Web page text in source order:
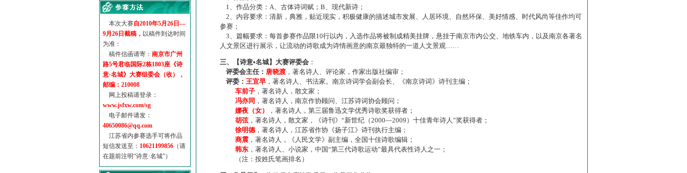
·诗意名城·地铁时间
·地铁完美呈现【诗意·名城...
参赛作品多达5000多首
“诗意·名城”晒诗会
特别通知--致广大诗词爱好...
本次大赛自2010年5月26日—
9月26日截稿， 以稿件到达时间
为准：
稿件信函请寄： 南京市广州
路5号君临国际2栋1803座《诗
意·名城》大赛组委会（收），
邮编：210008
网上投稿请登录：
www.jsfxw.com/sg
电子邮件请发：
40650086@qq.com
江苏省内参赛选手可将作品
短信发送至： 10621199856 （请
在题前注明“诗意·名城”）
1、作品分类：A、古体诗词赋；B、现代新诗；
2、内容要求：清新，典雅，贴近现实，积极健康的描述城市发展、人居环境、自然环保、美好情感、时代风尚等佳作均可
参赛；
3、篇幅要求：每首参赛作品限10行以内，入选作品将被制成精美挂牌，悬挂于南京市内公交、地铁车内，以及南京各著名
人文景区进行展示，让流动的诗歌成为诗情画意的南京最独特的一道人文景观……
三、【诗意•名城】大赛评委会 ：
评委会主任： 唐晓渡 ，著名诗人、评论家，作家出版社编审；
评委： 王宜早 ，著名诗人、书法家。南京诗词学会副会长、《南京诗词》诗刊主编；
车前子 ，著名诗人，散文家；
冯亦同 ，著名诗人，南京作协顾问、江苏诗词协会顾问；
娜夜（女）
，著名诗人，第三届鲁迅文学优秀诗歌奖获得者；
胡弦，著名诗人，散文家，《诗刊》“新世纪（2000—2009）十佳青年诗人”奖获得者；
徐明德，著名诗人，江苏省作协《扬子江》诗刊执行主编；
商震 ，著名诗人，《人民文学》副主编，全国十佳诗歌编辑；
韩东 ，著名诗人、小说家，中国“第三代诗歌运动”最具代表性诗人之一；
（注：按姓氏笔画排名）